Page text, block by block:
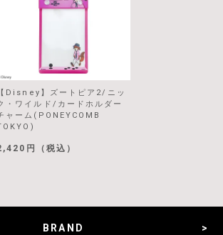
【Disney】ズートピア2/ニッ
・ワイルド/カードホルダー
ャーム(PONEYCOMB
円（税込）
BRAND